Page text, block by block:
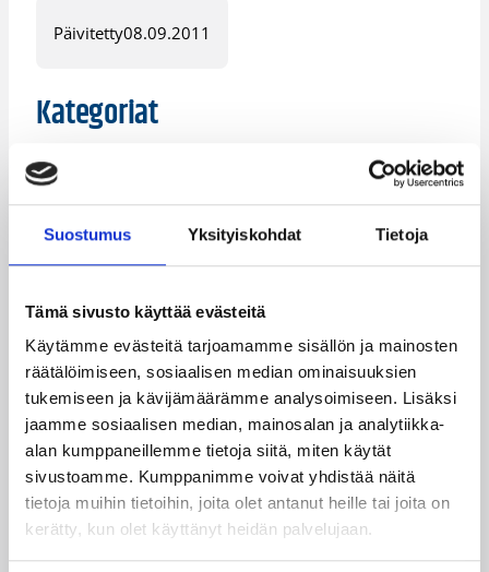
Suostumus Yksityiskohdat Tietoja
Tämä sivusto käyttää evästeitä
Käytämme evästeitä tarjoamamme sisällön ja mainosten
räätälöimiseen, sosiaalisen median ominaisuuksien
tukemiseen ja kävijämäärämme analysoimiseen. Lisäksi
jaamme sosiaalisen median, mainosalan ja analytiikka-
alan kumppaneillemme tietoja siitä, miten käytät
sivustoamme. Kumppanimme voivat yhdistää näitä
tietoja muihin tietoihin, joita olet antanut heille tai joita on
kerätty, kun olet käyttänyt heidän palvelujaan.
Päivitetty08.09.2011
Kategoriat
Suomalaiset ulkomailla
Susiladies
Katso myös